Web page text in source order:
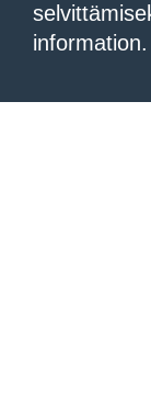
information.